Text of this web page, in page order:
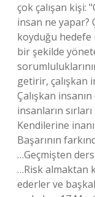
çok çalışan kişi:
insan ne yapar?
koyduğu hedefe
bir şekilde
getirir, çalışkan
Çalışkan
insanların
Kendilerine
Başarının
…Geçmişten
…Risk almaktan
ederler ve